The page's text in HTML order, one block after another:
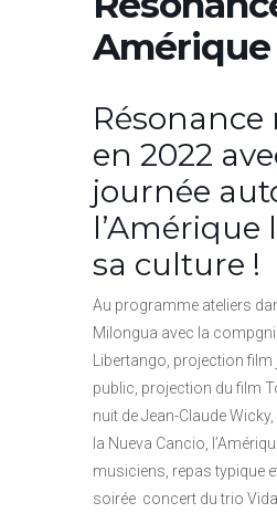
Résonance
en 2022
journée
l’Amérique
sa culture !
Au programme ateliers
Milongua avec la
Libertango, projection film
public, projection du film
nuit de Jean-Claude Wicky,
la Nueva Cancio,
musiciens, repas typique
soirée concert du trio